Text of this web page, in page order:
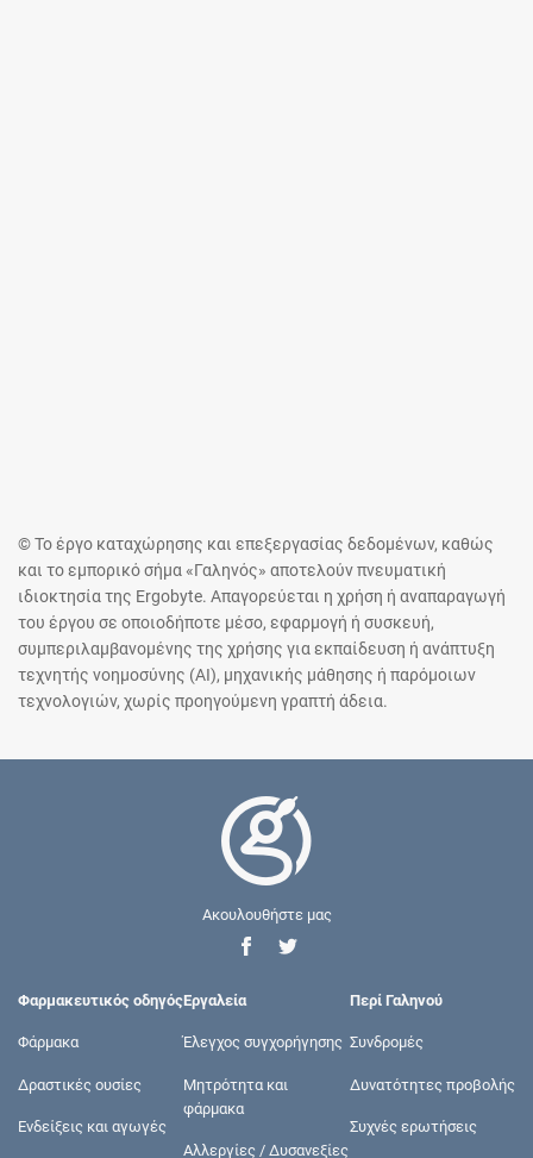
© Το έργο καταχώρησης και επεξεργασίας δεδομένων, καθώς
και το εμπορικό σήμα «Γαληνός» αποτελούν πνευματική
ιδιοκτησία της Ergobyte. Απαγορεύεται η χρήση ή αναπαραγωγή
του έργου σε οποιοδήποτε μέσο, εφαρμογή ή συσκευή,
συμπεριλαμβανομένης της χρήσης για εκπαίδευση ή ανάπτυξη
τεχνητής νοημοσύνης (AI), μηχανικής μάθησης ή παρόμοιων
τεχνολογιών, χωρίς προηγούμενη γραπτή άδεια.
Ακουλουθήστε μας
Φαρμακευτικός οδηγός
Φάρμακα
Δραστικές ουσίες
Ενδείξεις και αγωγές
Εργαλεία
Έλεγχος συγχορήγησης
Μητρότητα και
φάρμακα
Αλλεργίες / Δυσανεξίες
Περί Γαληνού
Συνδρομές
Δυνατότητες προβολής
Συχνές ερωτήσεις